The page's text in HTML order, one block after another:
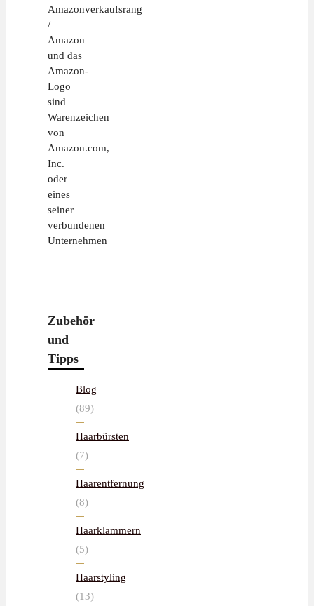
Amazonverkaufsrang
/
Amazon
und das
Amazon-
Logo
sind
Warenzeichen
von
Amazon.com,
Inc.
oder
eines
seiner
verbundenen
Unternehmen
Zubehör
und
Tipps
Blog
(89)
Haarbürsten
(7)
Haarentfernung
(8)
Haarklammern
(5)
Haarstyling
(13)